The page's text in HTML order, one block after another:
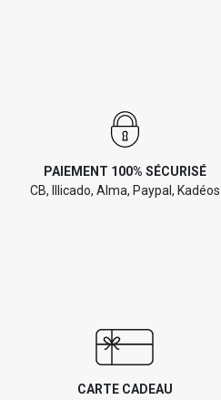
PAIEMENT 100% SÉCURISÉ
CB, Illicado, Alma, Paypal, Kadéos
CARTE CADEAU